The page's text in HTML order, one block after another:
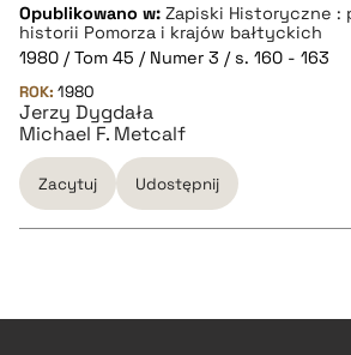
Opublikowano w: Zapiski Historyczne :
historii Pomorza i krajów bałtyckich
1980 / Tom 45 / Numer 3 / s. 160 - 163
ROK: 1980
Jerzy Dygdała
Michael F. Metcalf
Zacytuj Udostępnij